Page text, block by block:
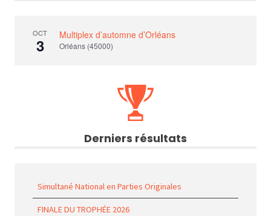
OCT
3
Multiplex d’automne d’Orléans
Orléans (45000)
Derniers résultats
Simultané National en Parties Originales
FINALE DU TROPHÉE 2026